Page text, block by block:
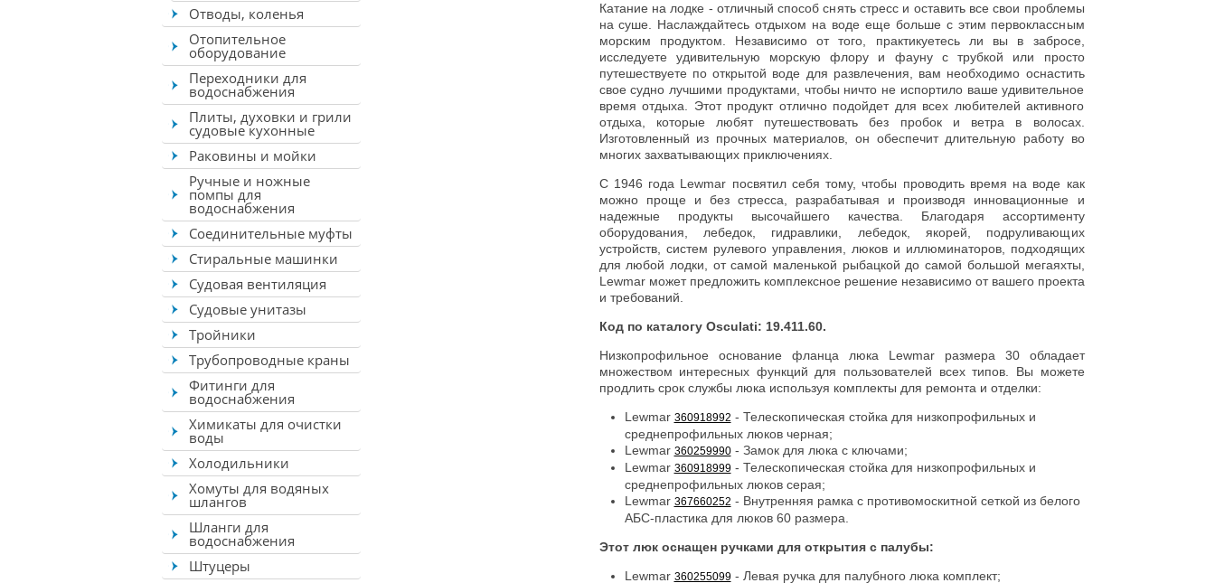
Отводы, коленья
Отопительное
оборудование
Переходники для
водоснабжения
Плиты, духовки и грили
судовые кухонные
Раковины и мойки
Ручные и ножные
помпы для
водоснабжения
Соединительные муфты
Стиральные машинки
Судовая вентиляция
Судовые унитазы
Тройники
Трубопроводные краны
Фитинги для
водоснабжения
Химикаты для очистки
воды
Холодильники
Хомуты для водяных
шлангов
Шланги для
водоснабжения
Штуцеры
Катание на лодке - отличный способ снять стресс и оставить все свои проблемы
на суше. Наслаждайтесь отдыхом на воде еще больше с этим первоклассным
морским продуктом. Независимо от того, практикуетесь ли вы в забросе,
исследуете удивительную морскую флору и фауну с трубкой или просто
путешествуете по открытой воде для развлечения, вам необходимо оснастить
свое судно лучшими продуктами, чтобы ничто не испортило ваше удивительное
время отдыха. Этот продукт отлично подойдет для всех любителей активного
отдыха, которые любят путешествовать без пробок и ветра в волосах.
Изготовленный из прочных материалов, он обеспечит длительную работу во
многих захватывающих приключениях.
С 1946 года Lewmar посвятил себя тому, чтобы проводить время на воде как
можно проще и без стресса, разрабатывая и производя инновационные и
надежные продукты высочайшего качества. Благодаря ассортименту
оборудования, лебедок, гидравлики, лебедок, якорей, подруливающих
устройств, систем рулевого управления, люков и иллюминаторов, подходящих
для любой лодки, от самой маленькой рыбацкой до самой большой мегаяхты,
Lewmar может предложить комплексное решение независимо от вашего проекта
и требований.
Код по каталогу Osculati: 19.411.60.
Низкопрофильное основание фланца люка Lewmar размера 30 обладает
множеством интересных функций для пользователей всех типов. Вы можете
продлить срок службы люка используя комплекты для ремонта и отделки:
Lewmar 360918992 - Телескопическая стойка для низкопрофильных и
среднепрофильных люков черная;
Lewmar 360259990- Замок для люка с ключами;
Lewmar 360918999- Телескопическая стойка для низкопрофильных и
среднепрофильных люков серая;
Lewmar 367660252 - Внутренняя рамка с противомоскитной сеткой из белого
АБС-пластика для люков 60 размера.
Этот люк оснащен ручками для открытия с палубы:
Lewmar 360255099- Левая ручка для палубного люка комплект;